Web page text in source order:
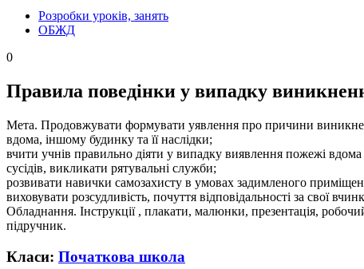
Розробки уроків, занять
ОБЖД
0
Правила поведінки у випадку
Мета. Продовжувати формувати уявлення про причини
вдома, іншому будинку та її наслідки;
вчити учнів правильно діяти у випадку виявлення пожежі
сусідів, викликати рятувальні служби;
розвивати навички самозахисту в умовах задимленого
виховувати розсудливість, почуття відповідальності за свої
Обладнання. Інструкції , плакати, малюнки, презентація,
підручник.
Класи: Початкова школа